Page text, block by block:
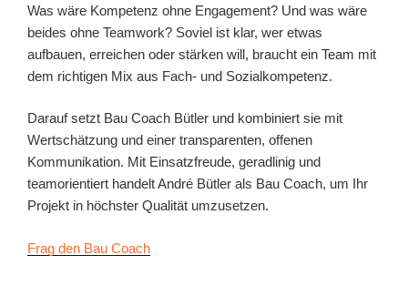
Was wäre Kompetenz ohne Engagement? Und was wäre
beides ohne Teamwork? Soviel ist klar, wer etwas
aufbauen, erreichen oder stärken will, braucht ein Team mit
dem richtigen Mix aus Fach- und Sozialkompetenz.
Darauf setzt Bau Coach Bütler und kombiniert sie mit
Wertschätzung und einer transparenten, offenen
Kommunikation. Mit Einsatzfreude, geradlinig und
teamorientiert handelt André Bütler als Bau Coach, um Ihr
Projekt in höchster Qualität umzusetzen.
Frag den Bau Coach